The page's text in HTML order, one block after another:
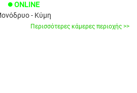
brightness_1 ONLINE
- Κύμη
Περισσότερες κάμερες περιοχής >>